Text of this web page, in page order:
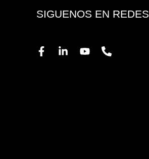
SIGUENOS EN REDES